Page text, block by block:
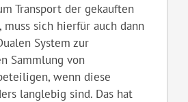
Transport der gekauften
muss sich hierfür auch dann
System zur
Sammlung von
wenn diese
langlebig sind. Das hat